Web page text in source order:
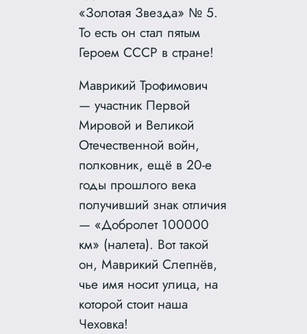
«Золотая Звезда» № 5.
То есть он стал пятым
Героем СССР в стране!
Маврикий Трофимович
— участник Первой
Мировой и Великой
Отечественной войн,
полковник, ещё в 20-е
годы прошлого века
получивший знак отличия
— «Добролет 100000
км» (налета). Вот такой
он, Маврикий Слепнёв,
чье имя носит улица, на
которой стоит наша
Чеховка!